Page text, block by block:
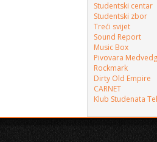
Studentski centar
Studentski zbor
Treći svijet
Sound Report
Music Box
Pivovara
Rockmark
Dirty Old Empire
CARNET
Klub Studenata